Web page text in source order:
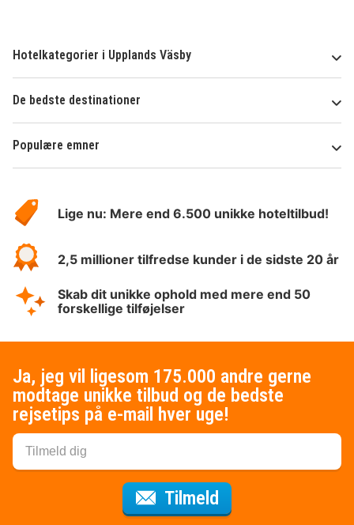
Hotelkategorier i Upplands Väsby
De bedste destinationer
Populære emner
HotelSpecials
Lige nu: Mere end 6.500 unikke hoteltilbud!
2,5 millioner tilfredse kunder i de sidste 20 år
Skab dit unikke ophold med mere end 50
forskellige tilføjelser
Ja, jeg vil ligesom 175.000 andre gerne
modtage unikke tilbud og de bedste
rejsetips på e-mail hver uge!
Tilmeld